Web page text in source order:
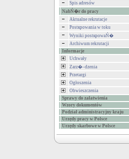
Spis adresów
NabŃ�r do pracy
Aktualne rekrutacje
Postкpowania w toku
Wyniki postкpowaŃ�
Archiwum rekrutacji
Informacje
Uchwały
Zarz�–dzenia
Przetargi
Ogłoszenia
Obwieszczenia
Sprawy do załatwienia
Wzory dokumentów
Podział administracyjny kraju
Urzędy pracy w Polsce
Urzędy skarbowe w Polsce